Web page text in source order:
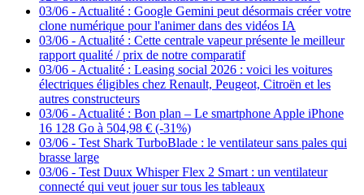
03/06 - Actualité : Google Gemini peut désormais créer votre
clone numérique pour l'animer dans des vidéos IA
03/06 - Actualité : Cette centrale vapeur présente le meilleur
rapport qualité / prix de notre comparatif
03/06 - Actualité : Leasing social 2026 : voici les voitures
électriques éligibles chez Renault, Peugeot, Citroën et les
autres constructeurs
03/06 - Actualité : Bon plan – Le smartphone Apple iPhone
16 128 Go à 504,98 € (-31%)
03/06 - Test Shark TurboBlade : le ventilateur sans pales qui
brasse large
03/06 - Test Duux Whisper Flex 2 Smart : un ventilateur
connecté qui veut jouer sur tous les tableaux